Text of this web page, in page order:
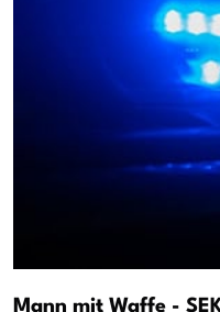
Mann mit Waffe -